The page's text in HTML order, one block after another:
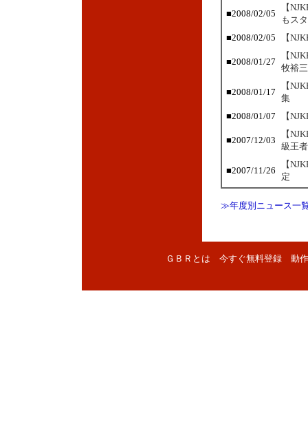
■2008/02/05
【
もス
■2008/02/05 【
■2008/01/27
【
牧裕
■2008/01/17
【
集
■2008/01/07 【
■2007/12/03
【
級王
■2007/11/26
【
定
≫年度別ニュース一
ＧＢＲとは 今すぐ無料登録 動